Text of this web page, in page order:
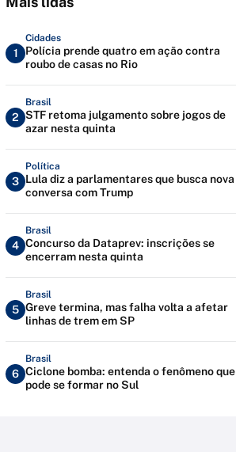
1
Cidades
Polícia prende quatro em ação contra
roubo de casas no Rio
2
Brasil
STF retoma julgamento sobre jogos de
azar nesta quinta
3
Política
Lula diz a parlamentares que busca nova
conversa com Trump
4
Brasil
Concurso da Dataprev: inscrições se
encerram nesta quinta
5
Brasil
Greve termina, mas falha volta a afetar
linhas de trem em SP
6
Brasil
Ciclone bomba: entenda o fenômeno que
pode se formar no Sul